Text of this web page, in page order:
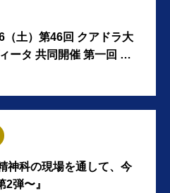
（土）第46回 クアドラ大
ータ 共同開催 第一回 一
会
神科の現場を通して、今
弾〜』